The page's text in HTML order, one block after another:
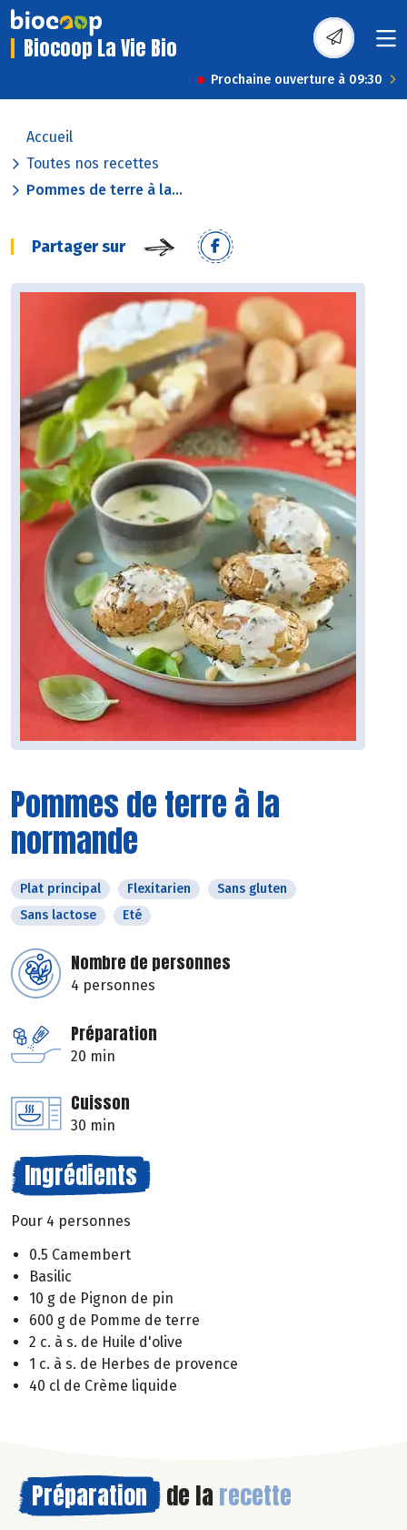
Biocoop La Vie Bio
Prochaine ouverture à 09:30
Accueil
Toutes nos recettes
Pommes de terre à la...
Partager sur
Pommes de terre à la
normande
Plat principal Flexitarien
Sans gluten
Sans lactose
Eté
Nombre de personnes
4 personnes
Préparation
20 min
Cuisson
30 min
Ingrédients
Pour 4 personnes
0.5 Camembert
Basilic
10 g de Pignon de pin
600 g de Pomme de terre
2 c. à s. de Huile d'olive
1 c. à s. de Herbes de provence
40 cl de Crème liquide
Préparation de la recette